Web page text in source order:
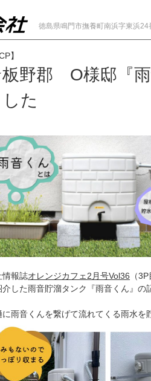
徳島県鳴門市撫養町南浜字東浜24
】
野郡 O様邸『雨
た
情報誌オレンジカフェ2月号Vol36 （
介した雨音貯溜タンク『雨音くん』の
に雨音くんを繋げて流れてくる雨水を